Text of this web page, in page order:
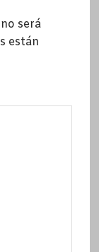
será
están